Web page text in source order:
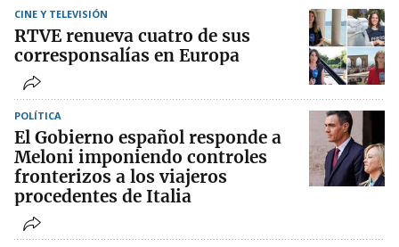
CINE Y TELEVISIÓN
RTVE renueva cuatro de sus
corresponsalías en Europa
POLÍTICA
El Gobierno español responde a
Meloni imponiendo controles
fronterizos a los viajeros
procedentes de Italia